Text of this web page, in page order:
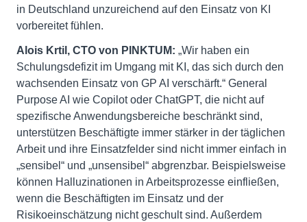
in Deutschland unzureichend auf den Einsatz von KI
vorbereitet fühlen.
Alois Krtil, CTO von PINKTUM: „Wir haben ein
Schulungsdefizit im Umgang mit KI, das sich durch den
wachsenden Einsatz von GP AI verschärft.“ General
Purpose AI wie Copilot oder ChatGPT, die nicht auf
spezifische Anwendungsbereiche beschränkt sind,
unterstützen Beschäftigte immer stärker in der täglichen
Arbeit und ihre Einsatzfelder sind nicht immer einfach in
„sensibel“ und „unsensibel“ abgrenzbar. Beispielsweise
können Halluzinationen in Arbeitsprozesse einfließen,
wenn die Beschäftigten im Einsatz und der
Risikoeinschätzung nicht geschult sind. Außerdem